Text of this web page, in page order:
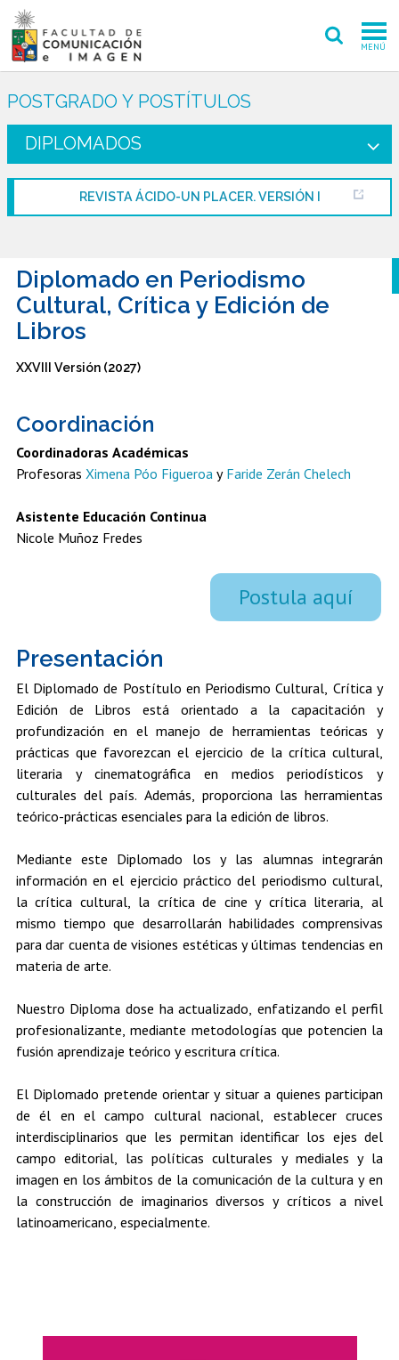
MENÚ
FACULTAD
INVESTIGACIÓN CREACIÓN
INTERNACIONAL
PERIODISMO
POSTGRADO Y POSTÍTULOS
DIPLOMADOS
REVISTA ÁCIDO-UN PLACER. VERSIÓN I
Diplomado en Periodismo
Cultural, Crítica y Edición de
Libros
XXVIII Versión (2027)
Coordinación
Coordinadoras Académicas
Profesoras Ximena Póo Figueroay Faride Zerán Chelech
Asistente Educación Continua
Nicole Muñoz Fredes
Postula aquí
Presentación
El Diplomado de Postítulo en Periodismo Cultural, Crítica y
Edición de Libros está orientado a la capacitación y
profundización en el manejo de herramientas teóricas y
prácticas que favorezcan el ejercicio de la crítica cultural,
literaria y cinematográfica en medios periodísticos y
culturales del país. Además, proporciona las herramientas
teórico-prácticas esenciales para la edición de libros.
Mediante este Diplomado los y las alumnas integrarán
información en el ejercicio práctico del periodismo cultural,
la crítica cultural, la crítica de cine y crítica literaria, al
mismo tiempo que desarrollarán habilidades comprensivas
para dar cuenta de visiones estéticas y últimas tendencias en
materia de arte.
Nuestro Diploma dose ha actualizado, enfatizando el perfil
profesionalizante, mediante metodologías que potencien la
fusión aprendizaje teórico y escritura crítica.
El Diplomado pretende orientar y situar a quienes participan
de él en el campo cultural nacional, establecer cruces
interdisciplinarios que les permitan identificar los ejes del
campo editorial, las políticas culturales y mediales y la
imagen en los ámbitos de la comunicación de la cultura y en
la construcción de imaginarios diversos y críticos a nivel
latinoamericano, especialmente.